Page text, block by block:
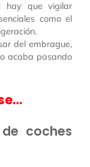
hay que vigilar
como el
del embrague,
acaba pasando
coches